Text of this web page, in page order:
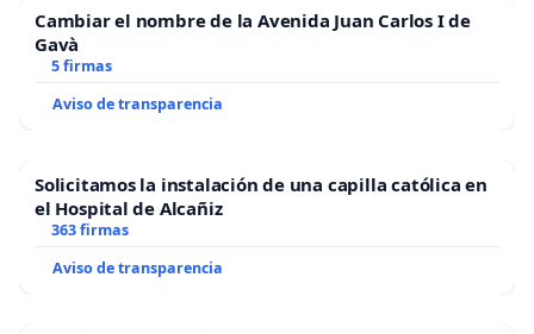
Cambiar el nombre de la Avenida Juan Carlos I de
Gavà
5 firmas
Aviso de transparencia
Solicitamos la instalación de una capilla católica en
el Hospital de Alcañiz
363 firmas
Aviso de transparencia